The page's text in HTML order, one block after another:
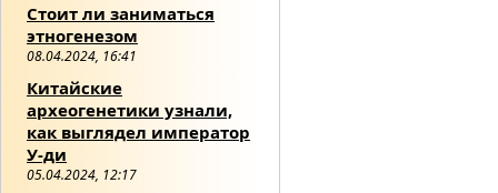
Стоит ли заниматься
этногенезом
08.04.2024, 16:41
Китайские
археогенетики узнали,
как выглядел император
У-ди
05.04.2024, 12:17